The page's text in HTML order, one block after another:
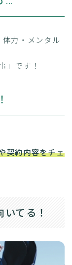
力・メンタル
」です！
契約内容をチェ
てる！